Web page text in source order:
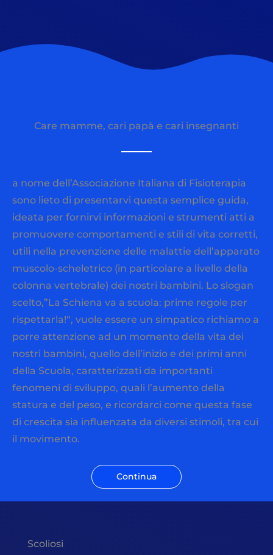
Care mamme, cari papà e cari insegnanti
a nome dell’Associazione Italiana di Fisioterapia
sono lieto di presentarvi questa semplice guida,
ideata per fornirvi informazioni e strumenti atti a
promuovere comportamenti e stili di vita corretti,
utili nella prevenzione delle malattie dell’apparato
muscolo-scheletrico (in particolare a livello della
colonna vertebrale) dei nostri bambini. Lo slogan
scelto,”La Schiena va a scuola: prime regole per
rispettarla!“, vuole essere un simpatico richiamo a
porre attenzione ad un momento della vita dei
nostri bambini, quello dell’inizio e dei primi anni
della Scuola, caratterizzati da importanti
fenomeni di sviluppo, quali l’aumento della
statura e del peso, e ricordarci come questa fase
di crescita sia influenzata da diversi stimoli, tra cui
il movimento.
Continua
Scoliosi